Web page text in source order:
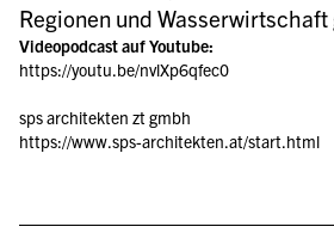
Videopodcast auf Youtube:
https://youtu.be/nvlXp6qfec0
sps architekten zt gmbh
https://www.sps-architekten.at/start.html